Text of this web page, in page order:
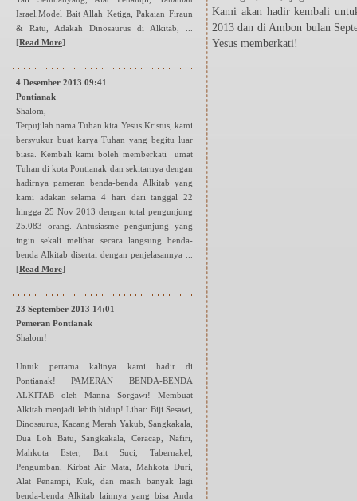
Israel,Model Bait Allah Ketiga, Pakaian Firaun
& Ratu, Adakah Dinosaurus di Alkitab, ...
[Read More]
4 Desember 2013 09:41
Pontianak
Shalom,
Terpujilah nama Tuhan kita Yesus Kristus, kami
bersyukur buat karya Tuhan yang begitu luar
biasa. Kembali kami boleh memberkati umat
Tuhan di kota Pontianak dan sekitarnya dengan
hadirnya pameran benda-benda Alkitab yang
kami adakan selama 4 hari dari tanggal 22
hingga 25 Nov 2013 dengan total pengunjung
25.083 orang. Antusiasme pengunjung yang
ingin sekali melihat secara langsung benda-
benda Alkitab disertai dengan penjelasannya ...
[Read More]
23 September 2013 14:01
Pemeran Pontianak
Shalom!
Untuk pertama kalinya kami hadir di
Pontianak! PAMERAN BENDA-BENDA
ALKITAB oleh Manna Sorgawi! Membuat
Alkitab menjadi lebih hidup! Lihat: Biji Sesawi,
Dinosaurus, Kacang Merah Yakub, Sangkakala,
Dua Loh Batu, Sangkakala, Ceracap, Nafiri,
Mahkota Ester, Bait Suci, Tabernakel,
Pengumban, Kirbat Air Mata, Mahkota Duri,
Alat Penampi, Kuk, dan masih banyak lagi
benda-benda Alkitab lainnya yang bisa Anda
Kami akan hadir kembali
2013 dan di Ambon bulan
Yesus memberkati!